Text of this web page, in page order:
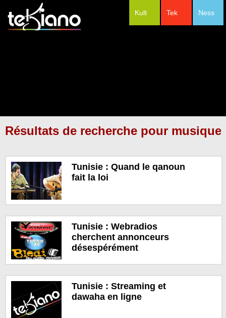
Ness
Tek
Kult
Résultats de recherche pour musique
Tunisie : Quand le qanoun
fait la loi
Tunisie : Webradios
cherchent annonceurs
désespérément
Tunisie : Streaming et
dawaha en ligne